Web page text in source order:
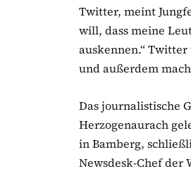
Twitter, meint
will, dass meine
auskennen.“
und außerdem
Das journalistische
Herzogenaurach
in Bamberg,
Newsdesk-Chef der